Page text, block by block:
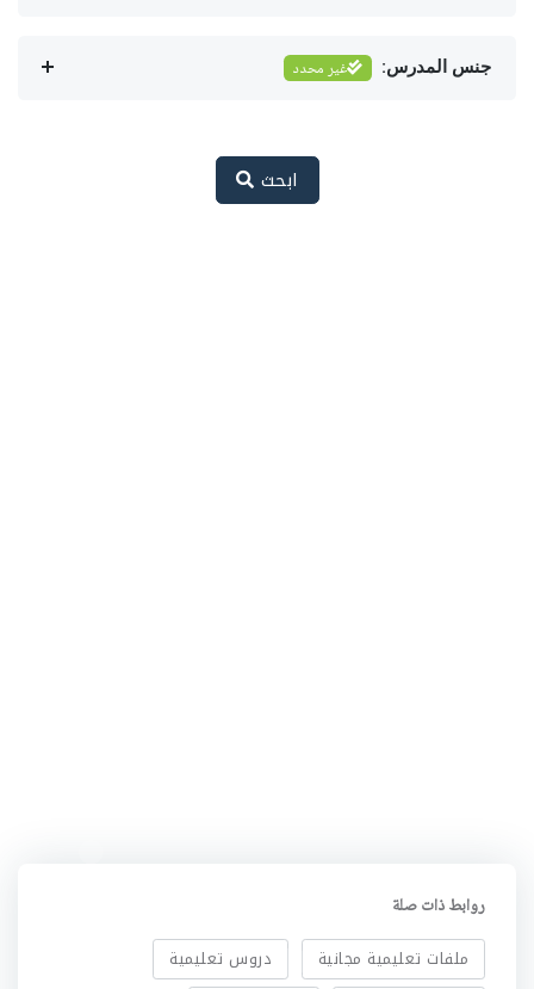
جنس المدرس: غير محدد
ابحث
روابط ذات صلة
ملفات تعليمية مجانية
دروس تعليمية